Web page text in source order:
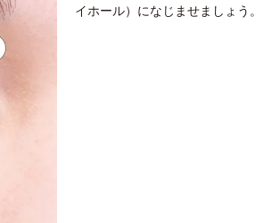
イホール）になじませましょう。